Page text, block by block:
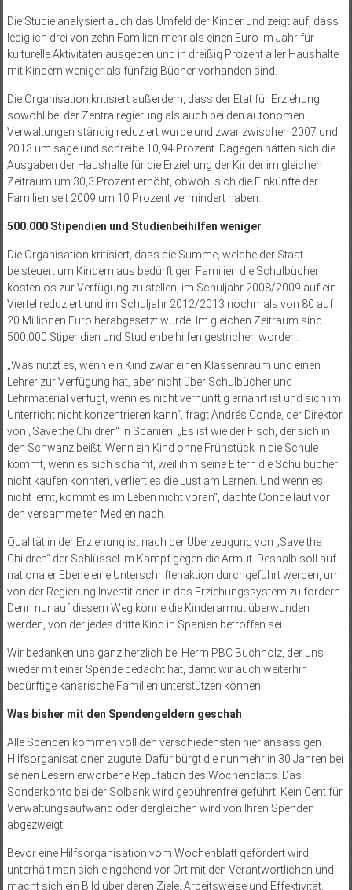
Die Studie analysiert auch das Umfeld der Kinder und zeigt auf, dass
lediglich drei von zehn Familien mehr als einen Euro im Jahr für
kulturelle Aktivitäten ausgeben und in dreißig Prozent aller Haushalte
mit Kindern weniger als fünfzig Bücher vorhanden sind.
Die Organisation kritisiert außerdem, dass der Etat für Erziehung
sowohl bei der Zentralregierung als auch bei den autonomen
Verwaltungen ständig reduziert wurde und zwar zwischen 2007 und
2013 um sage und schreibe 10,94 Prozent. Dagegen hätten sich die
Ausgaben der Haushalte für die Erziehung der Kinder im gleichen
Zeitraum um 30,3 Prozent erhöht, obwohl sich die Einkünfte der
Familien seit 2009 um 10 Prozent vermindert haben.
500.000 Stipendien und Studienbeihilfen weniger
Die Organisation kritisiert, dass die Summe, welche der Staat
beisteuert um Kindern aus bedürftigen Familien die Schulbücher
kostenlos zur Verfügung zu stellen, im Schuljahr 2008/2009 auf ein
Viertel reduziert und im Schuljahr 2012/2013 nochmals von 80 auf
20 Millionen Euro herabgesetzt wurde. Im gleichen Zeitraum sind
500.000 Stipendien und Studienbeihilfen gestrichen worden.
„Was nützt es, wenn ein Kind zwar einen Klassenraum und einen
Lehrer zur Verfügung hat, aber nicht über Schulbücher und
Lehrmaterial verfügt, wenn es nicht vernünftig ernährt ist und sich im
Unterricht nicht konzentrieren kann“, fragt Andrés Conde, der Direktor
von „Save the Children“ in Spanien. „Es ist wie der Fisch, der sich in
den Schwanz beißt. Wenn ein Kind ohne Frühstück in die Schule
kommt, wenn es sich schämt, weil ihm seine Eltern die Schulbücher
nicht kaufen konnten, verliert es die Lust am Lernen. Und wenn es
nicht lernt, kommt es im Leben nicht voran“, dachte Conde laut vor
den versammelten Medien nach.
Qualität in der Erziehung ist nach der Überzeugung von „Save the
Children“ der Schlüssel im Kampf gegen die Armut. Deshalb soll auf
nationaler Ebene eine Unterschriftenaktion durchgeführt werden, um
von der Regierung Investitionen in das Erziehungssystem zu fordern.
Denn nur auf diesem Weg könne die Kinderarmut überwunden
werden, von der jedes dritte Kind in Spanien betroffen sei.
Wir bedanken uns ganz herzlich bei Herrn PBC Buchholz, der uns
wieder mit einer Spende bedacht hat, damit wir auch weiterhin
bedürftige kanarische Familien unterstützen können.
Was bisher mit den Spendengeldern geschah
Alle Spenden kommen voll den verschiedensten hier ansässigen
Hilfsorganisationen zugute. Dafür bürgt die nunmehr in 30 Jahren bei
seinen Lesern erworbene Reputation des Wochenblatts. Das
Sonderkonto bei der Solbank wird gebührenfrei geführt. Kein Cent für
Verwaltungsaufwand oder dergleichen wird von Ihren Spenden
abgezweigt.
Bevor eine Hilfsorganisation vom Wochenblatt gefördert wird,
unterhält man sich eingehend vor Ort mit den Verantwortlichen und
macht sich ein Bild über deren Ziele, Arbeitsweise und Effektivität.